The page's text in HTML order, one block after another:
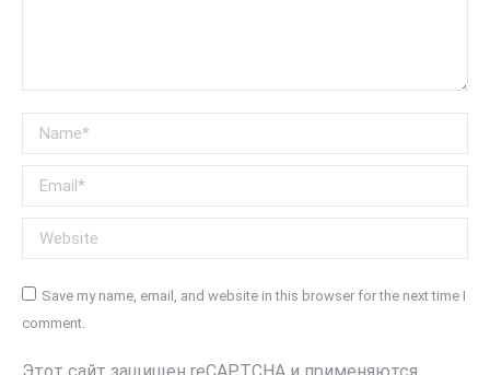
Name *
Email *
Website
Save my name, email, and website in this browser for the next time I
comment.